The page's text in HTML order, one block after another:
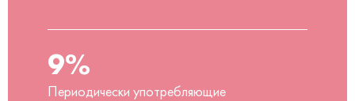
9%
Периодически употребляющие